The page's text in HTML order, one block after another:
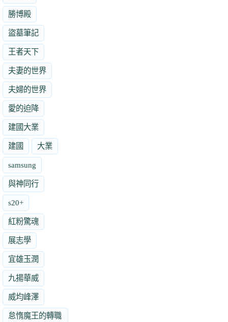
勝博殿
盜墓筆記
王者天下
夫妻的世界
夫婦的世界
愛的迫降
建國大業
建國 大業
samsung
與神同行
s20+
紅粉驚魂
展志學
宜雄玉潤
九揚華威
威均峰澤
怠惰魔王的轉職